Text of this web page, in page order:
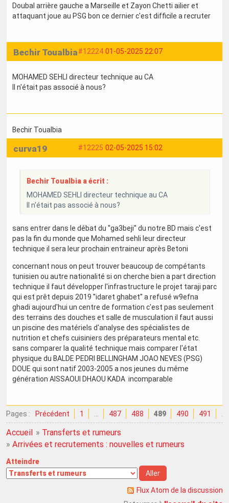
Doubal arrière gauche a Marseille et Zayon Chetti ailier et
attaquant joue au PSG bon ce dernier c'est difficile a recruter
#12224 01-05-2025 22:07
Bechir Toualbia
MOHAMED SEHLI directeur technique au CA
Il n'était pas associé à nous?
Bechir Toualbia
#12225 02-05-2025 15:02
curva19
Bechir Toualbia a écrit :
MOHAMED SEHLI directeur technique au CA
Il n'était pas associé à nous?
sans entrer dans le débat du ''ga3beji'' du notre BD mais c'est
pas la fin du monde que Mohamed sehli leur directeur
technique il sera leur prochain entraineur après Betoni
concernant nous on peut trouver beaucoup de compétants
tunisien ou autre nationalité si on cherche bien a part direction
technique il faut développer l'infrastructure le projet taraji parc
qui est prêt depuis 2019 ''idaret ghabet'' a refusé w9efna
ghadi aujourd'hui un centre de formation c'est pas seulement
des terrains des douches et salle de musculation il faut aussi
un piscine des matériels d'analyse des spécialistes de
nutrition et chefs cuisiniers des préparateurs mental etc.
sans comparer la qualité technique mais comparer l'état
physique du BALDE PEDRI BELLINGHAM JOAO NEVES (PSG)
DOUE qui sont natif 2003-2005 a nos jeunes du même
génération AISSAOUI DHAOU KADA incomparable
Pages : Précédent 1 … 487 488 489 490 491 …
Accueil » Transferts et rumeurs
» Arrivées et recrutements : nouvelles et rumeurs
Atteindre
Flux Atom de la discussion